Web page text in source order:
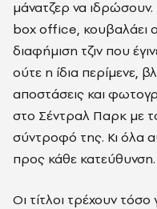
μάνατζερ να ιδρώσουν.
box office, κουβαλάει
διαφήμιση τζιν που
ούτε η ίδια περίμενε,
αποστάσεις και
στο Σέντραλ Παρκ με
σύντροφό της. Κι όλα
προς κάθε κατεύθυνση.
Οι τίτλοι τρέχουν